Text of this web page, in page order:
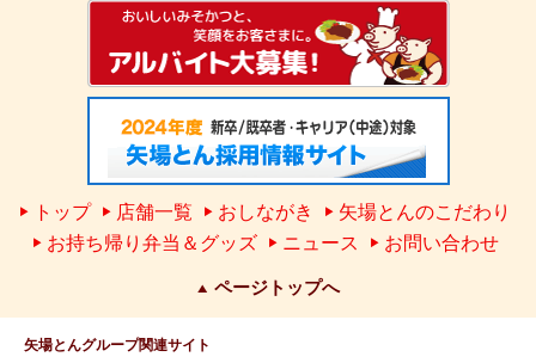
トップ 店舗一覧 おしながき
矢場とんのこだわり
お持ち帰り弁当＆グッズ
ニュース お問い合わせ
ページトップへ
矢場とんグループ関連サイト